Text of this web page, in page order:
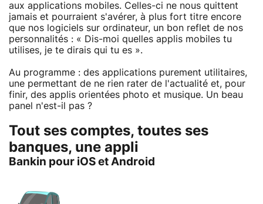
aux applications mobiles. Celles-ci ne nous quittent
jamais et pourraient s'avérer, à plus fort titre encore
que nos logiciels sur ordinateur, un bon reflet de nos
personnalités : « Dis-moi quelles applis mobiles tu
utilises, je te dirais qui tu es ».
Au programme : des applications purement utilitaires,
une permettant de ne rien rater de l'actualité et, pour
finir, des applis orientées photo et musique. Un beau
panel n'est-il pas ?
Tout ses comptes, toutes ses
banques, une appli
Bankin pour iOS et Android